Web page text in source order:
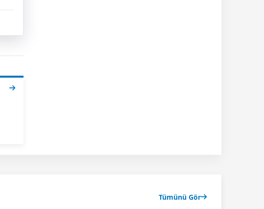
Tümünü Gör